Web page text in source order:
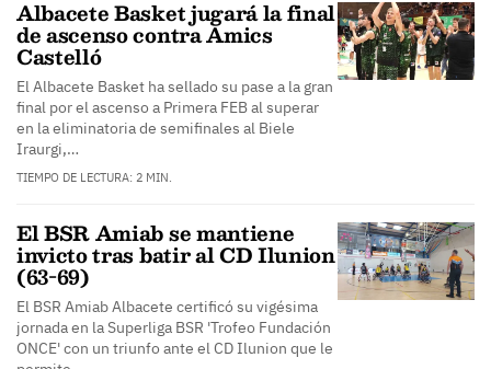
Albacete Basket jugará la final
de ascenso contra Amics
Castelló
El Albacete Basket ha sellado su pase a la gran
final por el ascenso a Primera FEB al superar
en la eliminatoria de semifinales al Biele
Iraurgi,…
TIEMPO DE LECTURA: 2 MIN.
El BSR Amiab se mantiene
invicto tras batir al CD Ilunion
(63-69)
El BSR Amiab Albacete certificó su vigésima
jornada en la Superliga BSR 'Trofeo Fundación
ONCE' con un triunfo ante el CD Ilunion que le